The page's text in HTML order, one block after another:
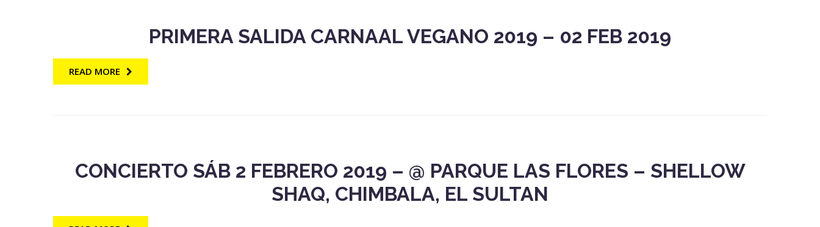
PRIMERA SALIDA CARNAAL VEGANO 2019 – 02 FEB 2019
READ MORE
CONCIERTO SÁB 2 FEBRERO 2019 – @ PARQUE LAS FLORES – SHELLOW
SHAQ, CHIMBALA, EL SULTAN